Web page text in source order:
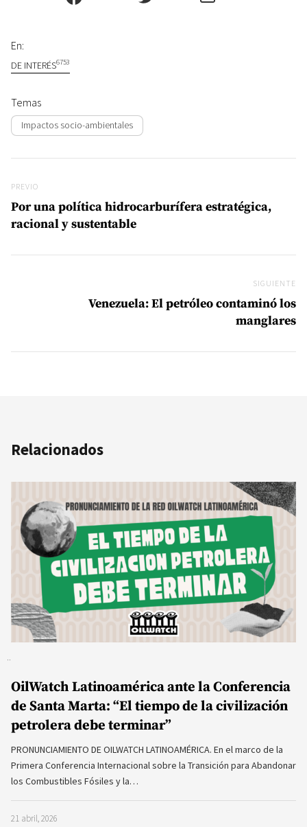
En:
DE INTERÉS6753
Temas
Impactos socio-ambientales
Previo
PREVIO
Por una política hidrocarburífera estratégica,
racional y sustentable
SIGUIENTE
Venezuela: El petróleo contaminó los
manglares
Relacionados
OilWatch Latinoamérica ante la Conferencia
de Santa Marta: “El tiempo de la civilización
petrolera debe terminar”
PRONUNCIAMIENTO DE OILWATCH LATINOAMÉRICA. En el marco de la
Primera Conferencia Internacional sobre la Transición para Abandonar
los Combustibles Fósiles y la…
21 abril, 2026